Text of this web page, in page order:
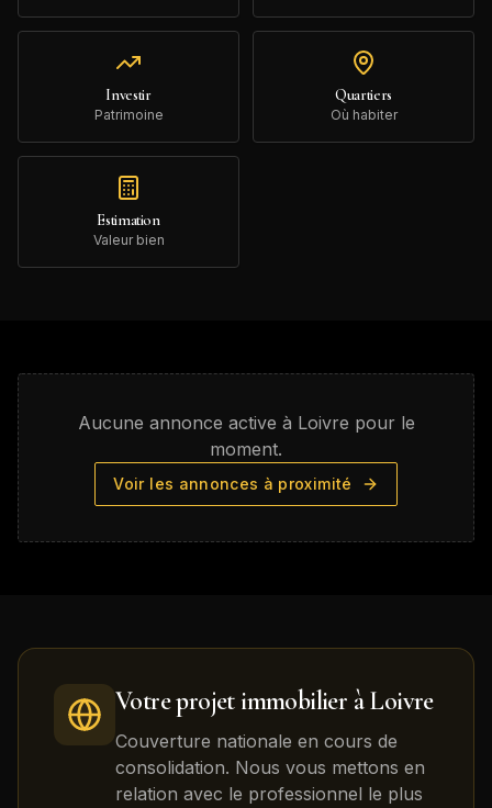
Investir
Patrimoine
Quartiers
Où habiter
Estimation
Valeur bien
Aucune annonce active à Loivre pour le
moment.
Voir les annonces à proximité
Votre projet immobilier àLoivre
Couverture nationale en cours de
consolidation. Nous vous mettons en
relation avec le professionnel le plus